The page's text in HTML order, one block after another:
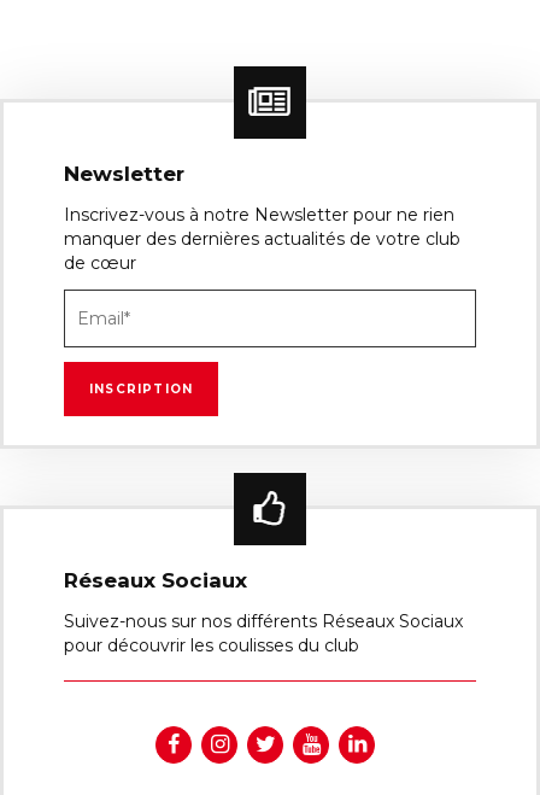
Newsletter
Inscrivez-vous à notre Newsletter pour ne rien
manquer des dernières actualités de votre club
de cœur
Réseaux Sociaux
Suivez-nous sur nos différents Réseaux Sociaux
pour découvrir les coulisses du club